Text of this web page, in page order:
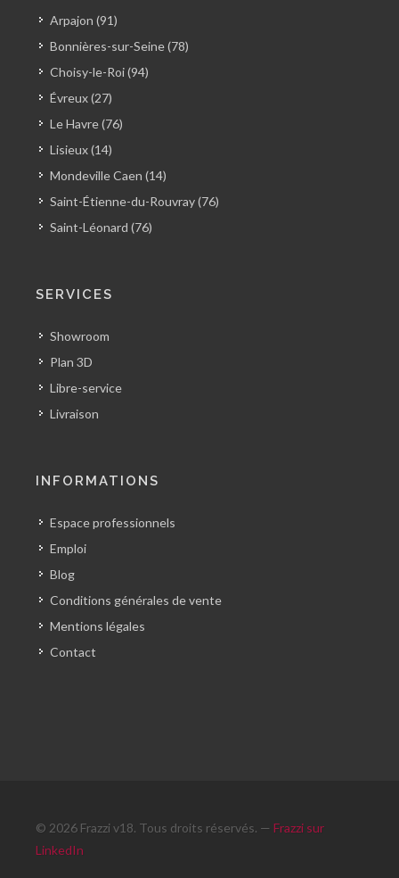
Arpajon (91)
Bonnières-sur-Seine (78)
Choisy-le-Roi (94)
Évreux (27)
Le Havre (76)
Lisieux (14)
Mondeville Caen (14)
Saint-Étienne-du-Rouvray (76)
Saint-Léonard (76)
SERVICES
Showroom
Plan 3D
Libre-service
Livraison
INFORMATIONS
Espace professionnels
Emploi
Blog
Conditions générales de vente
Mentions légales
Contact
© 2026 Frazzi v18. Tous droits réservés. — Frazzi sur
LinkedIn